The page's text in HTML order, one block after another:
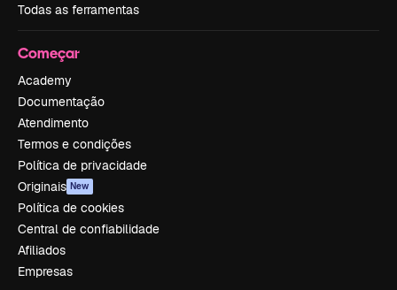
Todas as ferramentas
Começar
Academy
Documentação
Atendimento
Termos e condições
Política de privacidade
Originais New
Política de cookies
Central de confiabilidade
Afiliados
Empresas